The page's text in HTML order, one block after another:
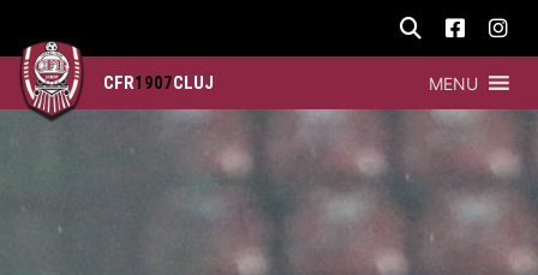
CFR1907CLUJ MENU